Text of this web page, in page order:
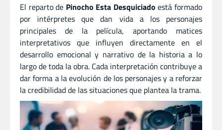
El reparto de Pinocho Esta Desquiciado está formado
por intérpretes que dan vida a los personajes
principales de la película, aportando matices
interpretativos que influyen directamente en el
desarrollo emocional y narrativo de la historia a lo
largo de toda la obra. Cada interpretación contribuye a
dar forma a la evolución de los personajes y a reforzar
la credibilidad de las situaciones que plantea la trama.